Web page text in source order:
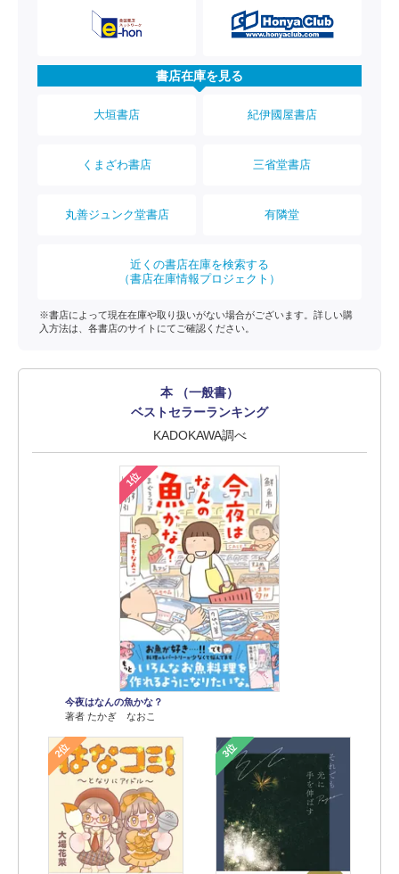
書店在庫を見る
大垣書店 紀伊國屋書店
くまざわ書店 三省堂書店
丸善ジュンク堂書店 有隣堂
近くの書店在庫を検索する
（書店在庫情報プロジェクト）
※書店によって現在在庫や取り扱いがない場合がございます。詳しい購
入方法は、各書店のサイトにてご確認ください。
本 （一般書）
ベストセラーランキング
KADOKAWA調べ
1位
今夜はなんの魚かな？
著者 たかぎ なおこ
2位 3位